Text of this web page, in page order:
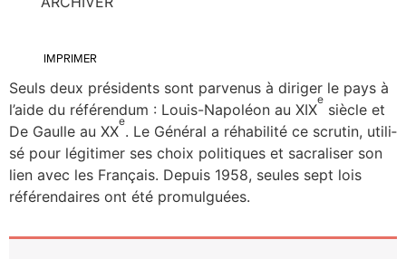
IMPRIMER
Seuls deux pré­si­dents sont par­ve­nus à diri­ger le pays à
l’aide du réfé­ren­dum : Louis-Napo­léon au XIX
e
siècle et
De Gaulle au XX
e
. Le Géné­ral a réha­bi­li­té ce scru­tin, uti­li­
sé pour légi­ti­mer ses choix poli­tiques et sacra­li­ser son
lien avec les Fran­çais. Depuis 1958, seules sept lois
réfé­ren­daires ont été promulguées.